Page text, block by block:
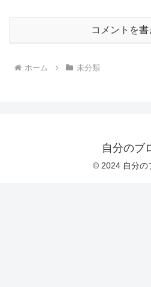
コメントを書
ホーム 未分類
自分のブ
© 2024 自分の